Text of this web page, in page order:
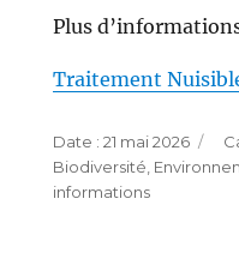
Plus
Traitement
Publié
le
21 mai 2026
Biodiversité,
informations